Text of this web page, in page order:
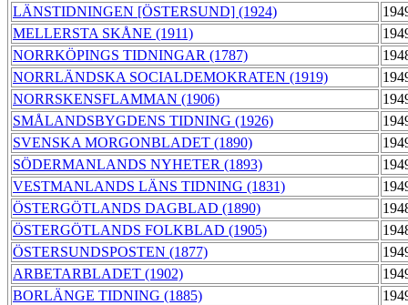
LÄNSTIDNINGEN [ÖSTERSUND] (1924)
MELLERSTA SKÅNE (1911)
NORRKÖPINGS TIDNINGAR (1787)
NORRLÄNDSKA SOCIALDEMOKRATEN (1919)
NORRSKENSFLAMMAN (1906)
SMÅLANDSBYGDENS TIDNING (1926)
SVENSKA MORGONBLADET (1890)
SÖDERMANLANDS NYHETER (1893)
VESTMANLANDS LÄNS TIDNING (1831)
ÖSTERGÖTLANDS DAGBLAD (1890)
ÖSTERGÖTLANDS FOLKBLAD (1905)
ÖSTERSUNDSPOSTEN (1877)
ARBETARBLADET (1902)
BORLÄNGE TIDNING (1885)